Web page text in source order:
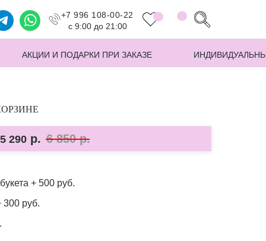
+7 996 108-00-22
АКЦИИ И ПОДАРКИ ПРИ ЗАКАЗЕ
с 9:00 до 21:00
5 290 р. 6 850 р.
+ 500 руб.
300 руб.